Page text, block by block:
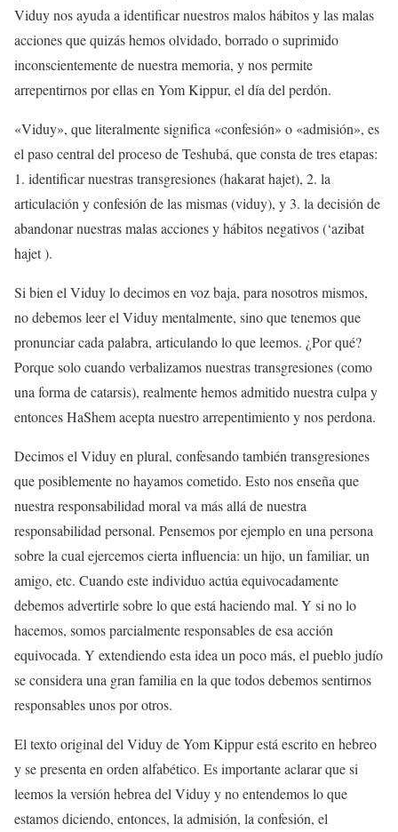
Viduy nos ayuda a identificar nuestros malos hábitos y las malas
acciones que quizás hemos olvidado, borrado o suprimido
inconscientemente de nuestra memoria, y nos permite
arrepentirnos por ellas en Yom Kippur, el día del perdón.
«Viduy», que literalmente significa «confesión» o «admisión», es
el paso central del proceso de Teshubá, que consta de tres etapas:
1. identificar nuestras transgresiones (hakarat hajet), 2. la
articulación y confesión de las mismas (viduy), y 3. la decisión de
abandonar nuestras malas acciones y hábitos negativos (‘azibat
hajet ).
Si bien el Viduy lo decimos en voz baja, para nosotros mismos,
no debemos leer el Viduy mentalmente, sino que tenemos que
pronunciar cada palabra, articulando lo que leemos. ¿Por qué?
Porque solo cuando verbalizamos nuestras transgresiones (como
una forma de catarsis), realmente hemos admitido nuestra culpa y
entonces HaShem acepta nuestro arrepentimiento y nos perdona.
Decimos el Viduy en plural, confesando también transgresiones
que posiblemente no hayamos cometido. Esto nos enseña que
nuestra responsabilidad moral va más allá de nuestra
responsabilidad personal. Pensemos por ejemplo en una persona
sobre la cual ejercemos cierta influencia: un hijo, un familiar, un
amigo, etc. Cuando este individuo actúa equivocadamente
debemos advertirle sobre lo que está haciendo mal. Y si no lo
hacemos, somos parcialmente responsables de esa acción
equivocada. Y extendiendo esta idea un poco más, el pueblo judío
se considera una gran familia en la que todos debemos sentirnos
responsables unos por otros.
El texto original del Viduy de Yom Kippur está escrito en hebreo
y se presenta en orden alfabético. Es importante aclarar que si
leemos la versión hebrea del Viduy y no entendemos lo que
estamos diciendo, entonces, la admisión, la confesión, el